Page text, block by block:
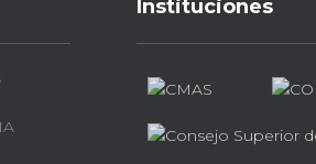
Instituciones